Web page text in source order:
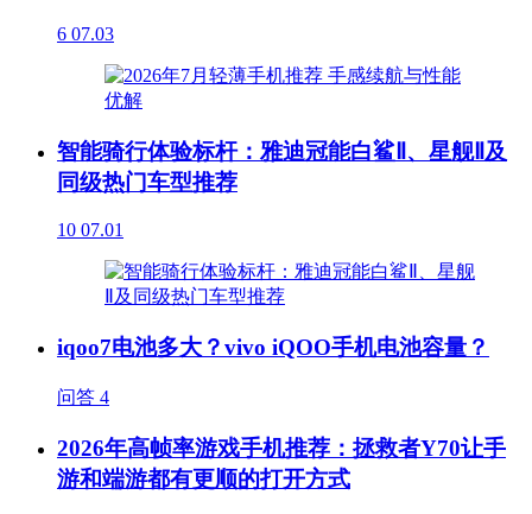
6 07.03
智能骑行体验标杆：雅迪冠能白鲨Ⅱ、星舰Ⅱ及
同级热门车型推荐
10 07.01
iqoo7电池多大？vivo iQOO手机电池容量？
问答 4
2026年高帧率游戏手机推荐：拯救者Y70让手
游和端游都有更顺的打开方式